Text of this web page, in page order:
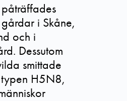
i Skåne,
och i
Dessutom
smittade
H5N8,